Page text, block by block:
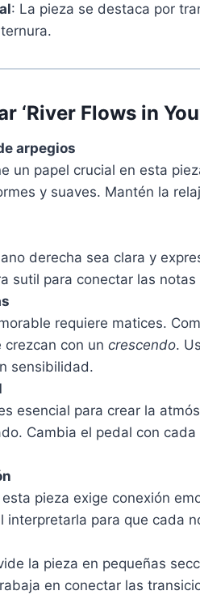
: La pieza se destaca por
‘River Flows in
arpegios
un papel crucial en esta
y suaves. Mantén la
derecha sea clara y
sutil para conectar las
requiere matices.
con un crescendo.
sensibilidad.
esencial para crear la
Cambia el pedal con
pieza exige conexión
interpretarla para que cada
la pieza en pequeñas
en conectar las